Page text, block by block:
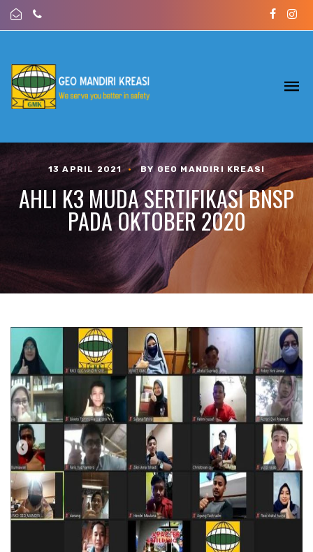
13 APRIL 2021 • BY GEO MANDIRI KREASI
AHLI K3 MUDA SERTIFIKASI BNSP
PADA OKTOBER 2020